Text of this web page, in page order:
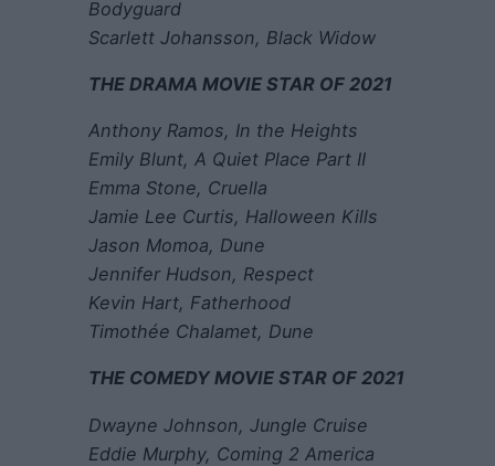
Bodyguard
Scarlett Johansson, Black Widow
THE DRAMA MOVIE STAR OF 2021
Anthony Ramos, In the Heights
Emily Blunt, A Quiet Place Part II
Emma Stone, Cruella
Jamie Lee Curtis, Halloween Kills
Jason Momoa, Dune
Jennifer Hudson, Respect
Kevin Hart, Fatherhood
Timothée Chalamet, Dune
THE COMEDY MOVIE STAR OF 2021
Dwayne Johnson, Jungle Cruise
Eddie Murphy, Coming 2 America